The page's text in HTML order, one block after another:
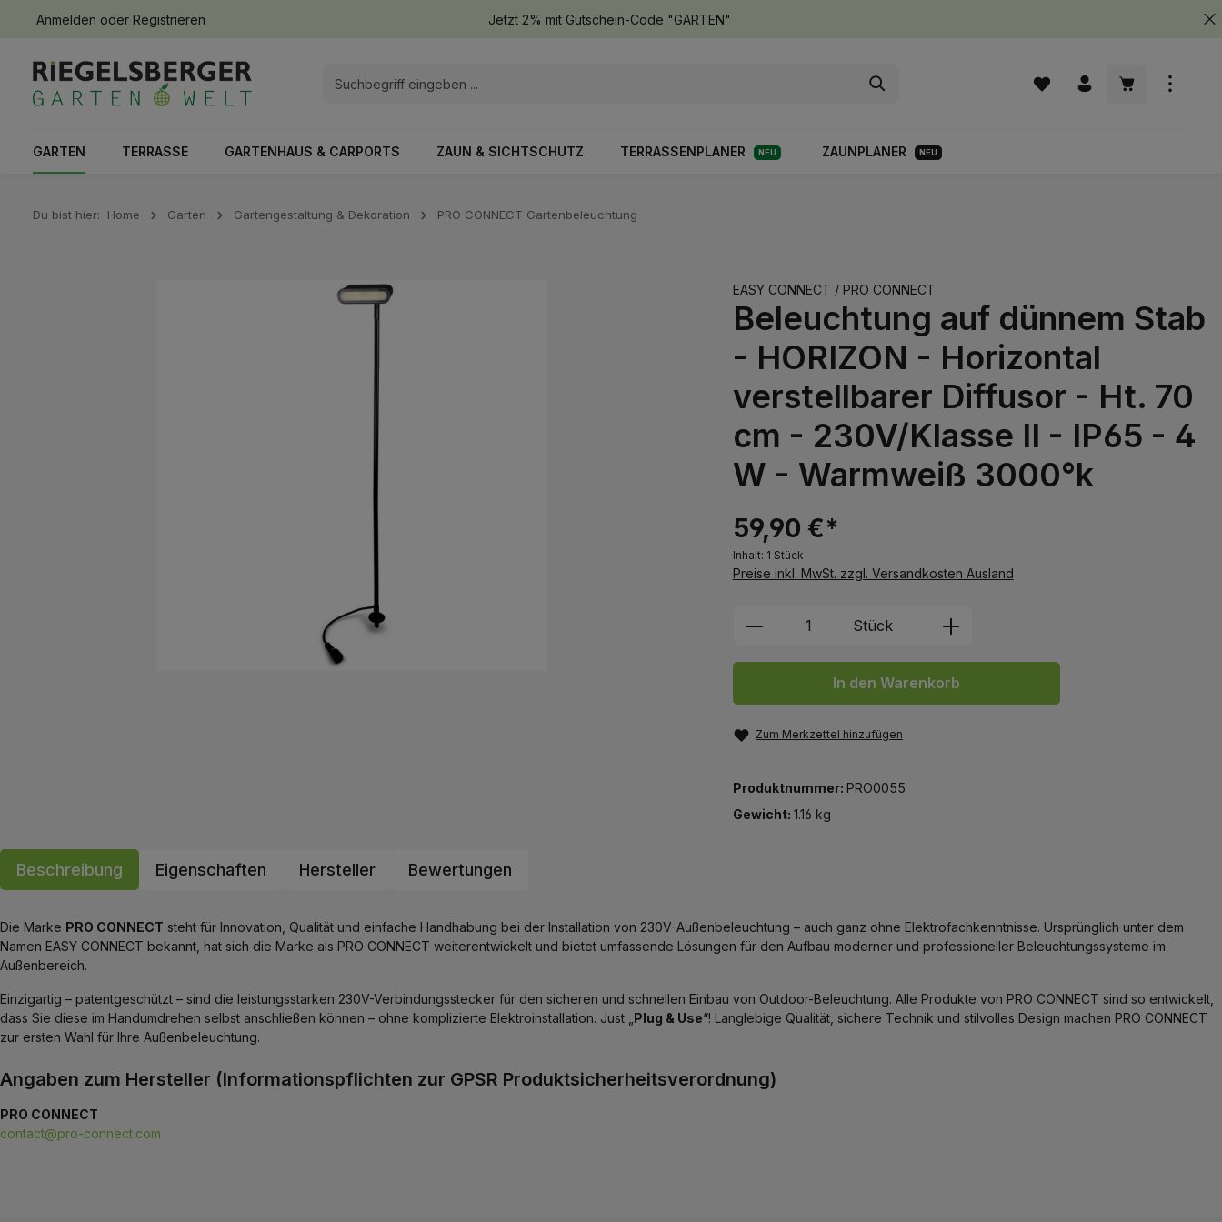
Zur Hauptnavigation springen
Anmelden oder Registrieren Jetzt 2% mit Gutschein-Code "GARTEN"
Warenkorb
GARTEN TERRASSE GARTENHAUS & CARPORTS ZAUN & SICHTSCHUTZ TERRASSENPLANER NEU ZAUNPLANER NEU
Du bist hier: Home Garten Gartengestaltung & Dekoration PRO CONNECT Gartenbeleuchtung
EASY CONNECT / PRO CONNECT
Beleuchtung auf dünnem Stab
- HORIZON - Horizontal
verstellbarer Diffusor - Ht. 70
cm - 230V/Klasse II - IP65 - 4
W - Warmweiß 3000°k
59,90 €*
Inhalt: 1 Stück
Preise inkl. MwSt. zzgl. Versandkosten Ausland
Produkt Anzahl: Gib den gewünschten Wert
Stück
In den Warenkorb
Zum Merkzettel hinzufügen
Produktnummer: PRO0055
Gewicht: 1.16 kg
Beschreibung Eigenschaften Hersteller Bewertungen
Die Marke PRO CONNECT steht für Innovation, Qualität und einfache Handhabung bei der Installation von 230V-Außenbeleuchtung – auch ganz ohne Elektrofachkenntnisse. Ursprünglich unter dem
Namen EASY CONNECT bekannt, hat sich die Marke als PRO CONNECT weiterentwickelt und bietet umfassende Lösungen für den Aufbau moderner und professioneller Beleuchtungssysteme im
Außenbereich.
Einzigartig – patentgeschützt – sind die leistungsstarken 230V-Verbindungsstecker für den sicheren und schnellen Einbau von Outdoor-Beleuchtung. Alle Produkte von PRO CONNECT sind so entwickelt,
dass Sie diese im Handumdrehen selbst anschließen können – ohne komplizierte Elektroinstallation. Just „ Plug & Use“! Langlebige Qualität, sichere Technik und stilvolles Design machen PRO CONNECT
zur ersten Wahl für Ihre Außenbeleuchtung.
Angaben zum Hersteller (Informationspflichten zur GPSR Produktsicherheitsverordnung)
PRO CONNECT
contact@pro-connect.com